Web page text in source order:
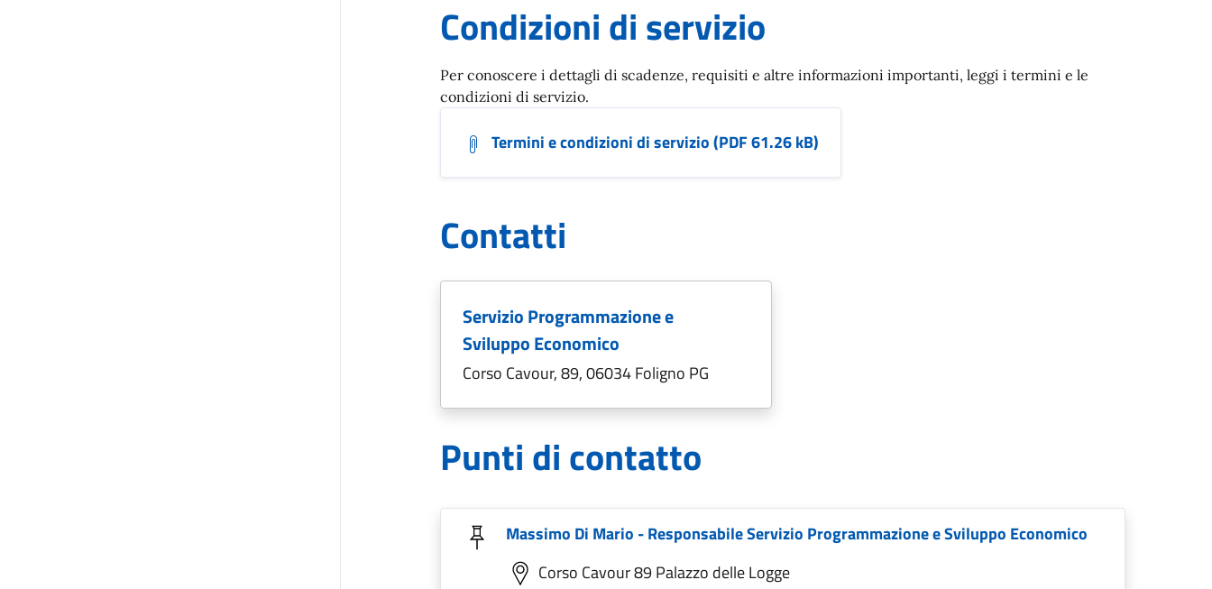
Condizioni di servizio
Per conoscere i dettagli di scadenze, requisiti e altre informazioni importanti, leggi i termini e le
condizioni di servizio.
Termini e condizioni di servizio (PDF 61.26 kB)
Contatti
Servizio Programmazione e
Sviluppo Economico
Corso Cavour, 89, 06034 Foligno PG
Punti di contatto
Massimo Di Mario - Responsabile Servizio Programmazione e Sviluppo Economico
Corso Cavour 89 Palazzo delle Logge